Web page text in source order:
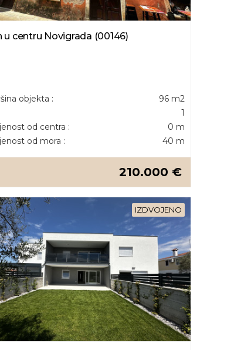
u centru Novigrada (00146)
objekta :
96 m2
1
od centra :
0 m
od mora :
40 m
210.000 €
IZDVOJENO